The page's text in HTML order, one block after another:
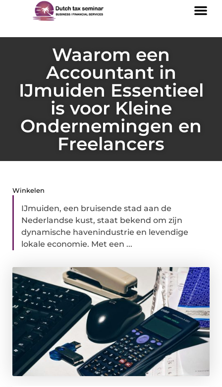
Waarom een
Accountant in
IJmuiden Essentieel
is voor Kleine
Ondernemingen en
Freelancers
Winkelen
IJmuiden, een bruisende stad aan de
Nederlandse kust, staat bekend om zijn
dynamische havenindustrie en levendige
lokale economie. Met een ...